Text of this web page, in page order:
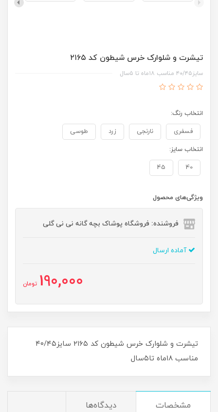
تیشرت و شلوارک خرس شیطون کد ۲۱۶۵
سایز۴۰/۴۵ مناسب ۱۸ماه تا ۵سال
انتخاب رنگ:
فسفری نارنجی زرد طوسی
انتخاب سایز:
40
45
ویژگی‌های محصول
فروشنده: فروشگاه پوشاک بچه گانه نی نی گلی
آماده ارسال
190,000 تومان
تیشرت و شلوارک خرس شیطون کد ۲۱۶۵ سایز۴۰/۴۵
مناسب ۱۸ماه تا۵سال
مشخصات دیدگاه‌ها